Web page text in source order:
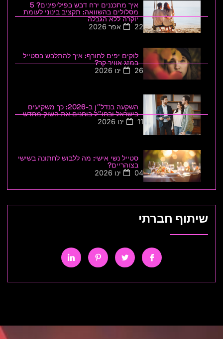
איך מתכננים ירח דבש בפיליפינים? 5
מסלולים בהשוואה: תקציב בינוני לעומת
יוקרה ללא הגבלה
22 אפר 2026
לוקים יפים לחורף: איך להתלבש בסטייל
במזג אוויר קר?
26 ינו 2026
השקעה בנדל״ן ב-2026: כך משקיעים
בישראל ובחו״ל בוחנים את השוק מחדש
11 ינו 2026
סטייל נשי אישי: מה ללבוש לחתונה בשישי
בצוהריים?
04 ינו 2026
שיתוף חברתי